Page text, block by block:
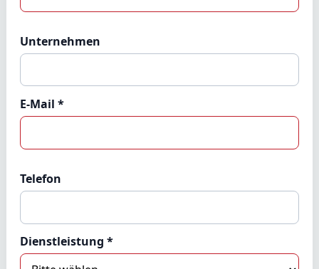
Unternehmen
E-Mail *
Telefon
Dienstleistung *